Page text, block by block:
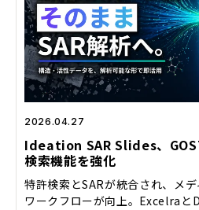
2026.04.27
Ideation SAR Slides、
検索機能を強化
特許検索とSARが統合され、メ
ワークフローが向上。Excelraと